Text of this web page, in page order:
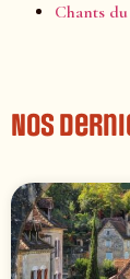
Chants
Nos